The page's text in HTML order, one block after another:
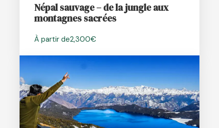
Népal sauvage – de la jungle aux
montagnes sacrées
À partir de2,300€